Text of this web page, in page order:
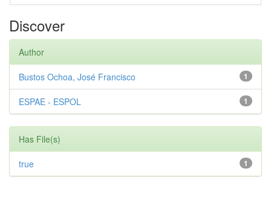
Discover
Author
1
Bustos Ochoa, José Francisco
1
ESPAE - ESPOL
Has File(s)
1
true